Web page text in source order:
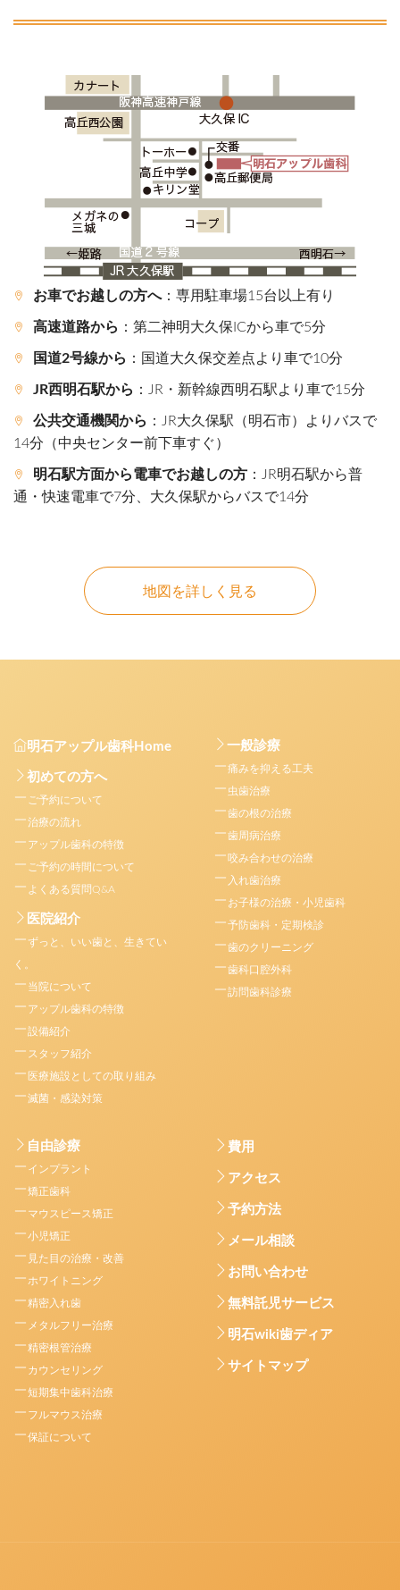
お車でお越しの方へ：専用駐車場15台以上有り
高速道路から ：第二神明大久保ICから車で5分
国道2号線から ：国道大久保交差点より車で10分
JR西明石駅から ：JR・新幹線西明石駅より車で15分
公共交通機関から ：JR大久保駅（明石市）よりバスで
14分（中央センター前下車すぐ）
明石駅方面から電車でお越しの方 ：JR明石駅から普
通・快速電車で7分、大久保駅からバスで14分
地図を詳しく見る
明石アップル歯科Home
初めての方へ
ご予約について
治療の流れ
アップル歯科の特徴
ご予約の時間について
よくある質問Q&A
医院紹介
ずっと、いい歯と、生きてい
く。
当院について
アップル歯科の特徴
設備紹介
スタッフ紹介
医療施設としての取り組み
滅菌・感染対策
一般診療
痛みを抑える工夫
虫歯治療
歯の根の治療
歯周病治療
咬み合わせの治療
入れ歯治療
お子様の治療・小児歯科
予防歯科・定期検診
歯のクリーニング
歯科口腔外科
訪問歯科診療
自由診療
インプラント
矯正歯科
マウスピース矯正
小児矯正
見た目の治療・改善
ホワイトニング
精密入れ歯
メタルフリー治療
精密根管治療
カウンセリング
短期集中歯科治療
フルマウス治療
保証について
費用
アクセス
予約方法
メール相談
お問い合わせ
無料託児サービス
明石wiki歯ディア
サイトマップ